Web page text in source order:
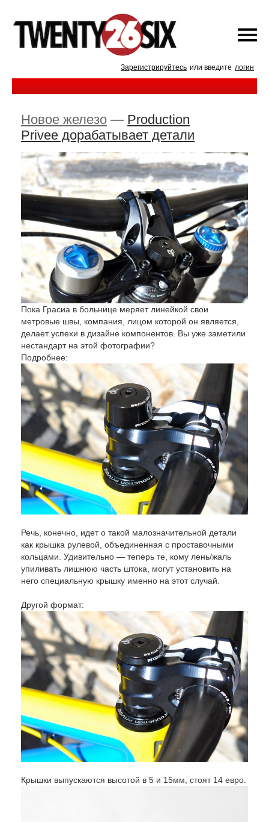
Зарегистрируйтесь или введите логин
Новое железо — Production
Privee дорабатывает детали
Пока Грасиа в больнице меряет линейкой свои
метровые швы, компания, лицом которой он является,
делает успехи в дизайне компонентов. Вы уже заметили
нестандарт на этой фотографии?
Подробнее:
Речь, конечно, идет о такой малозначительной детали
как крышка рулевой, объединенная с проставочными
кольцами. Удивительно — теперь те, кому лень/жаль
упиливать лишнюю часть штока, могут установить на
него специальную крышку именно на этот случай.
Другой формат:
Крышки выпускаются высотой в 5 и 15мм, стоят 14 евро.